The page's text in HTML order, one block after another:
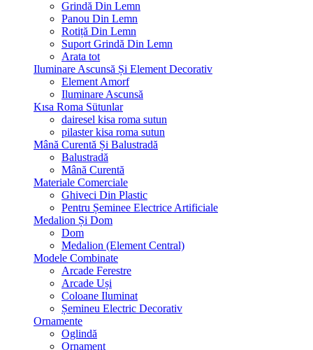
Grindă Din Lemn
Panou Din Lemn
Rotiță Din Lemn
Suport Grindă Din Lemn
Arata tot
Iluminare Ascunsă Și Element Decorativ
Element Amorf
Iluminare Ascunsă
Kısa Roma Sütunlar
dairesel kisa roma sutun
pilaster kisa roma sutun
Mână Curentă Și Balustradă
Balustradă
Mână Curentă
Materiale Comerciale
Ghiveci Din Plastic
Pentru Șeminee Electrice Artificiale
Medalion Și Dom
Dom
Medalion (Element Central)
Modele Combinate
Arcade Ferestre
Arcade Uși
Coloane Iluminat
Șemineu Electric Decorativ
Ornamente
Oglindă
Ornament